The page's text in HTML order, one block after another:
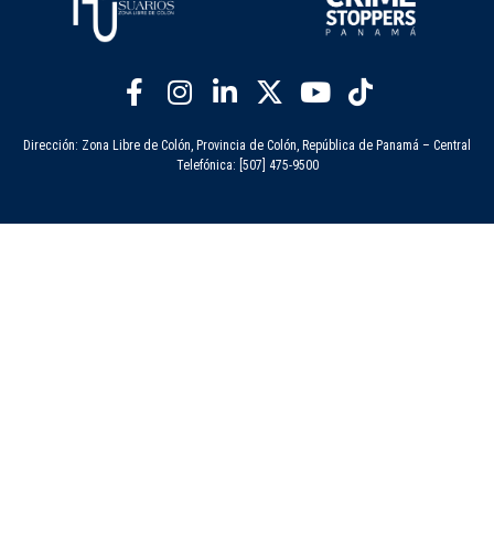
Dirección: Zona Libre de Colón, Provincia de Colón, República de Panamá – Central
Telefónica: [507] 475-9500